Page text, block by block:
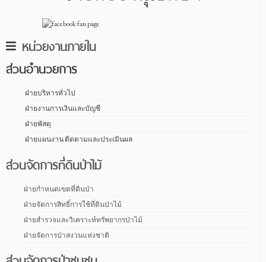
หน่วยงานภายใน
ส่วนอำนวยการ
ฝ่ายบริหารทั่วไป
ฝ่ายงานการเงินและบัญชี
ฝ่ายพัสดุ
ฝ่ายแผนงาน ติดตามและประเมินผล
ส่วนจัดการที่ดินป่าไม้
ฝ่ายกำหนดเขตที่ดินป่า
ฝ่ายจัดการสิทธิ์การใช้ที่ดินป่าไม้
ฝ่ายสำรวจและวิเคราะห์ทรัพยากรป่าไม้
ฝ่ายจัดการป่าสงวนแห่งชาติ